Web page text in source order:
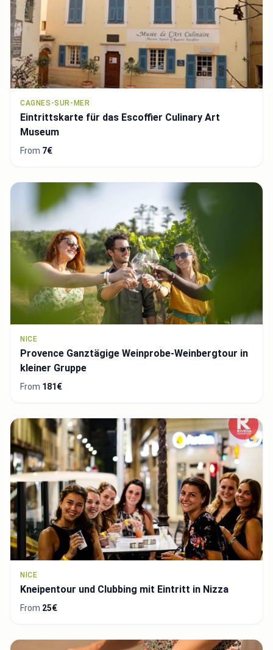
CAGNES-SUR-MER
Eintrittskarte für das Escoffier Culinary Art
Museum
From 7€
NICE
Provence Ganztägige Weinprobe-Weinbergtour in
kleiner Gruppe
From 181€
NICE
Kneipentour und Clubbing mit Eintritt in Nizza
From 25€